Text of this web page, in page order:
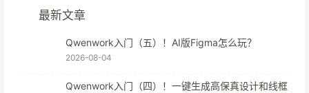
最新文章
Qwenwork入门（五）！AI版Figma怎么玩？
2026-08-04
Qwenwork入门（四）！一键生成高保真设计和线框